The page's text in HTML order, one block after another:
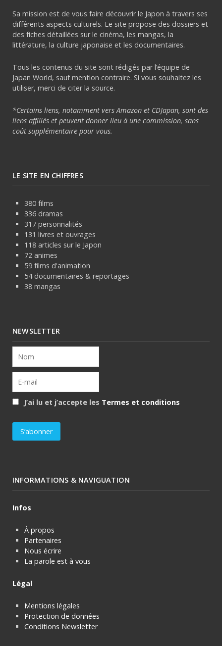
Sa mission est de vous faire découvrir le Japon à travers ses
différents aspects culturels. Le site propose des dossiers et
des fiches détaillées sur le cinéma, les mangas, la
littérature, la culture japonaise et les documentaires.
Tous les contenus du site sont rédigés par l’équipe de
Japan World, sauf mention contraire. Si vous souhaitez les
utiliser, merci de citer la source.
*Certains liens, notamment vers Amazon et CDJapan, sont des
liens affiliés et peuvent donner lieu à une commission, sans
coût supplémentaire pour vous.
LE SITE EN CHIFFRES
380 films
336 dramas
317 personnalités
131 livres et ouvrages
118 articles sur le Japon
72 animes
59 films d'animation
54 documentaires & reportages
38 mangas
NEWSLETTER
J’ai lu et j’accepte les Termes et conditions
INFORMATIONS & NAVIGUATION
Infos
À propos
Partenaires
Nous écrire
La parole est à vous
Légal
Mentions légales
Protection de données
Conditions Newsletter